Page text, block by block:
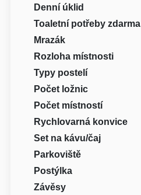
Denní úklid
Toaletní potřeby zdarma
Mrazák
Rozloha místnosti
Typy postelí
Počet ložnic
Počet místností
Rychlovarná konvice
Set na kávu/čaj
Parkoviště
Postýlka
Závěsy